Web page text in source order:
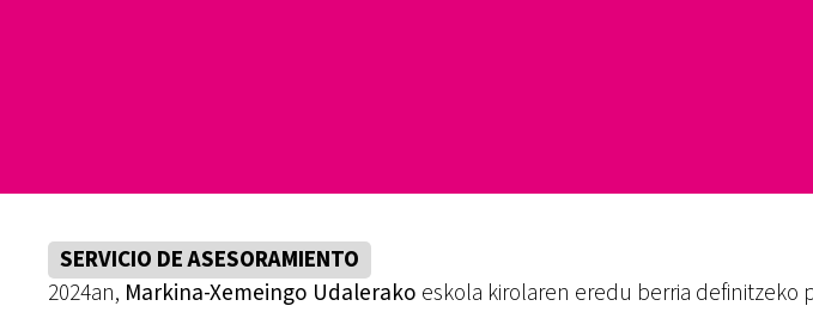
SERVICIO DE ASESORAMIENTO
2024an, Markina-Xemeingo Udalerako eskola kirolaren eredu berria definitzeko